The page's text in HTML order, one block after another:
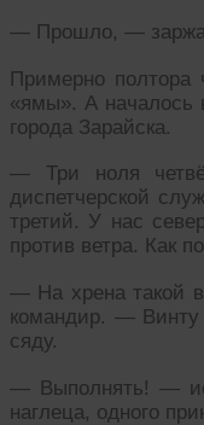
— Прошло, —
Примерно
«ямы». А началось
города Зарайска.
— Три ноля
диспетчерской
третий. У нас
против ветра. Как
— На хрена такой
командир. — Винту
сяду.
— Выполнять! —
наглеца, одного